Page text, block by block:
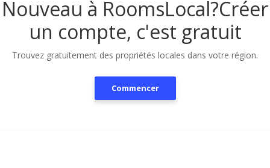
Nouveau à RoomsLocal?Créer
un compte, c'est gratuit
Trouvez gratuitement des propriétés locales dans votre région.
Commencer